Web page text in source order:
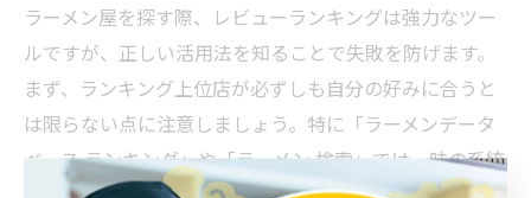
ラーメン屋を探す際、レビューランキングは強力なツー
ルですが、正しい活用法を知ることで失敗を防げます。
まず、ランキング上位店が必ずしも自分の好みに合うと
は限らない点に注意しましょう。特に「ラーメンデータ
ベース ランキング」や「ラーメン 検索」では、味の系統